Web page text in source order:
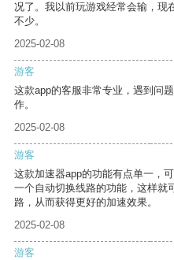
况了。我以前玩游戏经常会输，现
不少。
2025-02-08
游客
这款app的客服非常专业，遇到问
作。
2025-02-08
游客
这款加速器app的功能有点单一，
一个自动切换线路的功能，这样就
路，从而获得更好的加速效果。
2025-02-08
游客